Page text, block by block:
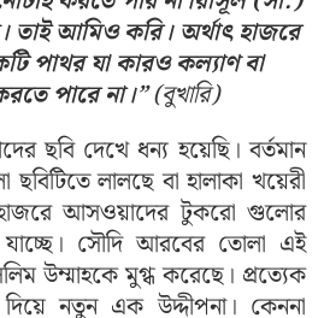
তাই আমিও করি। অর্থাৎ হাজরে
পাথর যা কারও কল্যাণ বা
পারে না।”(বুখারি)
ছবি দেখে ধন্য হয়েছি। বর্তমান
ছবিটিতে লালছে বা হালাকা খয়েরী
আসওয়াদের টুকরো গুলোর
যাচ্ছে। সৌদি আরবের তোলা এই
উম্মাহকে মুগ্ধ করেছে। প্রত্যেক
নতুন এক উদ্দীপনা। কেননা